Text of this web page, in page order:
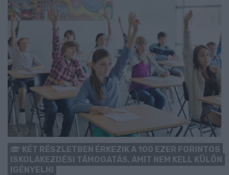
KÉT RÉSZLETBEN ÉRKEZIK A 100 EZER FORINTOS
ISKOLAKEZDÉSI TÁMOGATÁS, AMIT NEM KELL KÜLÖN
IGÉNYELNI